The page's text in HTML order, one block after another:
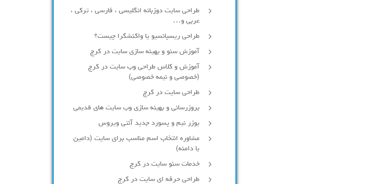
طراحی سایت دوزبانه انگلیسی ، فارسی ، ترکی ،
عربی و…
طراحی ریسپانسیو یا واکنشگرا چیست؟
آموزش سئو و بهینه سازی سایت در کرج
آموزش و کلاس طراحی وب سایت در کرج
(خصوصی و نیمه خصوصی)
طراحی سایت در کرج
بروزرسانی و بهینه سازی وب سایت های قدیمی
یوزر نیم و پسورد جدید آنتی ویروس
مشاوره انتخاب اسم مناسب برای سایت (دامین
یا دامنه)
خدمات سئو سایت در کرج
طراحی حرفه ای سایت در کرج